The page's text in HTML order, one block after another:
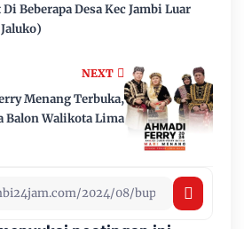
NEXT
Menang Terbuka,
Balon Walikota Lima
Beberapa Desa Kec Jambi Luar